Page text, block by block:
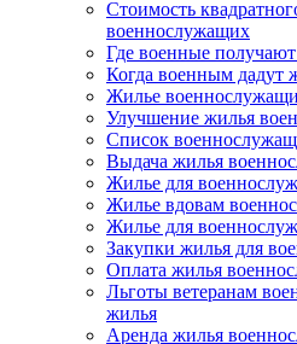
Стоимость
военнослужащих
Где военные
Когда военным дадут
Жилье
Улучшение жилья
Список
Выдача жилья
Жилье для
Жилье вдовам
Жилье для
Закупки жилья для
Оплата жилья
Льготы ветеранам
жилья
Аренда жилья